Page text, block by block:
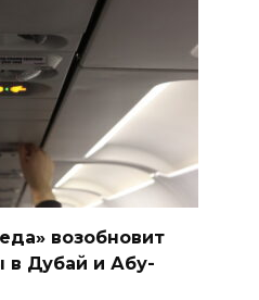
возобновит
в Дубай и Абу-